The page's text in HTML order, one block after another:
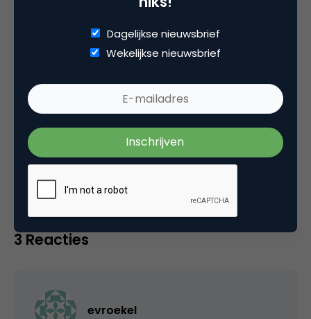
Media & Digital Culture.
CRM, Loyalty & CX
Tags
customer service
3 Reacties
evroekel
Dagelijkse nieuwsbrief
Wekelijkse nieuwsbrief